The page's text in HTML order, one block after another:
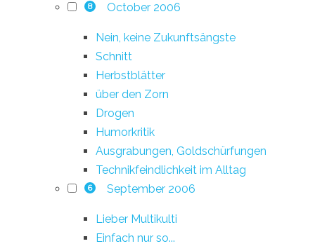
8 October 2006
Nein, keine Zukunftsängste
Schnitt
Herbstblätter
über den Zorn
Drogen
Humorkritik
Ausgrabungen, Goldschürfungen
Technikfeindlichkeit im Alltag
6 September 2006
Lieber Multikulti
Einfach nur so...